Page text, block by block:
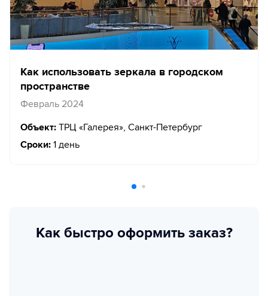
Как использовать зеркала в городском
пространстве
Февраль 2024
Объект: ТРЦ «Галерея», Санкт-Петербург
Сроки: 1 день
Как быстро оформить заказ?